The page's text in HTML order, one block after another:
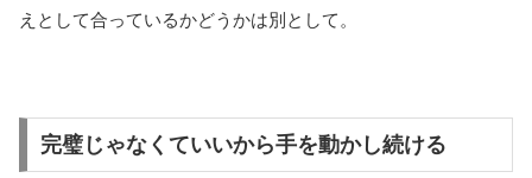
えとして合っているかどうかは別として。
完璧じゃなくていいから手を動かし続ける